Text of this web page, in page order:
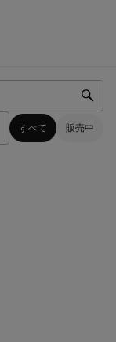
すべて 販売中